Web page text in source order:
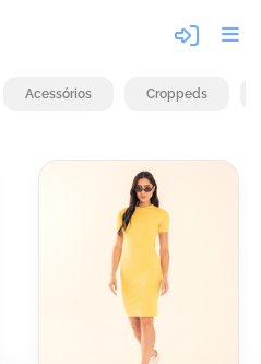
Acessórios Croppeds